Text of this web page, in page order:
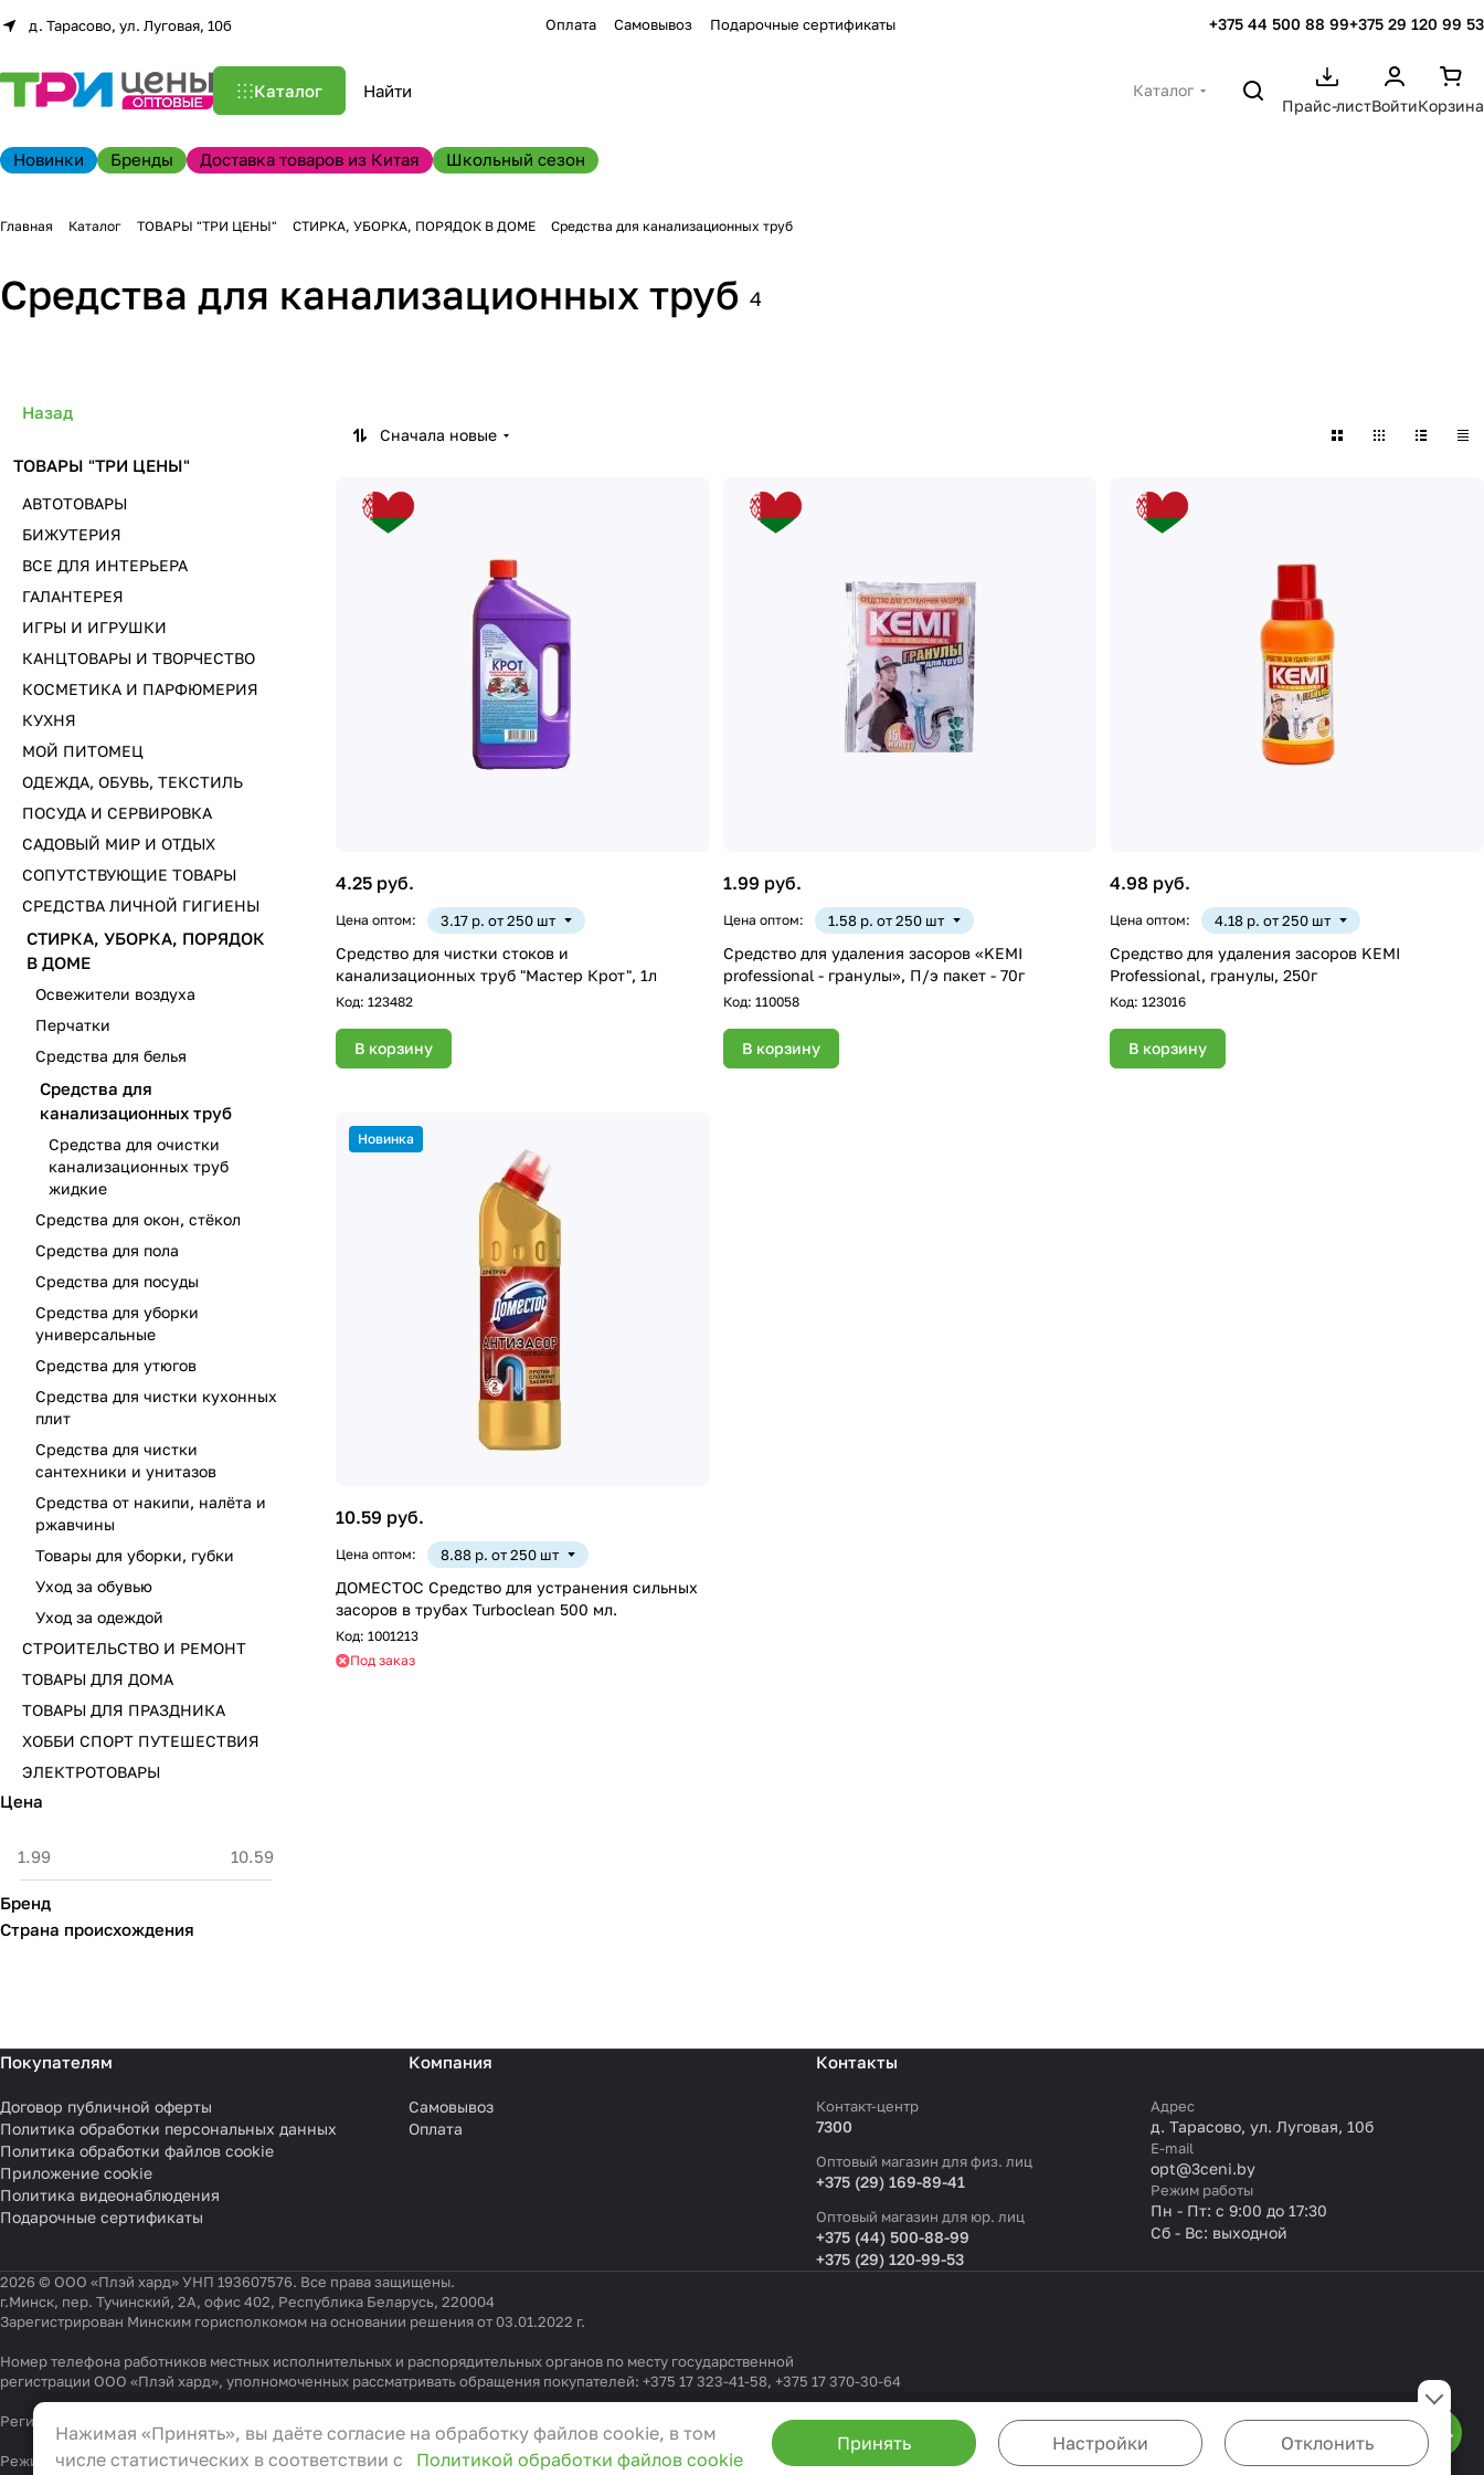
д. Тарасово, ул. Луговая, 10б Оплата Самовывоз Подарочные сертификаты +375 44 500 88 99+375 29 120 99 53
Каталог
Каталог
Прайс-листВойтиКорзина
Новинки Бренды Доставка товаров из Китая Школьный сезон
Главная Каталог ТОВАРЫ "ТРИ ЦЕНЫ" СТИРКА, УБОРКА, ПОРЯДОК В ДОМЕ Средства для канализационных труб
Средства для канализационных труб 4
Сначала новые
4.25 руб.
Цена оптом: 3.17 р. от 250 шт
Средство для чистки стоков и
канализационных труб "Мастер Крот", 1л
Код: 123482
В корзину
1.99 руб.
Цена оптом: 1.58 р. от 250 шт
Средство для удаления засоров «KEMI
professional - гранулы», П/э пакет - 70г
Код: 110058
В корзину
4.98 руб.
Цена оптом: 4.18 р. от 250 шт
Средство для удаления засоров KEMI
Professional, гранулы, 250г
Код:123016
В корзину
Новинка
10.59 руб.
Цена оптом: 8.88 р. от 250 шт
ДОМЕСТОС Средство для устранения сильных
засоров в трубах Turboclean 500 мл.
Код: 1001213
Под заказ
Назад
ТОВАРЫ "ТРИ ЦЕНЫ"
АВТОТОВАРЫ
БИЖУТЕРИЯ
ВСЕ ДЛЯ ИНТЕРЬЕРА
ГАЛАНТЕРЕЯ
ИГРЫ И ИГРУШКИ
КАНЦТОВАРЫ И ТВОРЧЕСТВО
КОСМЕТИКА И ПАРФЮМЕРИЯ
КУХНЯ
МОЙ ПИТОМЕЦ
ОДЕЖДА, ОБУВЬ, ТЕКСТИЛЬ
ПОСУДА И СЕРВИРОВКА
САДОВЫЙ МИР И ОТДЫХ
СОПУТСТВУЮЩИЕ ТОВАРЫ
СРЕДСТВА ЛИЧНОЙ ГИГИЕНЫ
СТИРКА, УБОРКА, ПОРЯДОК
В ДОМЕ
Освежители воздуха
Перчатки
Средства для белья
Средства для
канализационных труб
Средства для очистки
канализационных труб
жидкие
Средства для окон, стёкол
Средства для пола
Средства для посуды
Средства для уборки
универсальные
Средства для утюгов
Средства для чистки кухонных
плит
Средства для чистки
сантехники и унитазов
Средства от накипи, налёта и
ржавчины
Товары для уборки, губки
Уход за обувью
Уход за одеждой
СТРОИТЕЛЬСТВО И РЕМОНТ
ТОВАРЫ ДЛЯ ДОМА
ТОВАРЫ ДЛЯ ПРАЗДНИКА
ХОББИ СПОРТ ПУТЕШЕСТВИЯ
ЭЛЕКТРОТОВАРЫ
Цена
Бренд
Страна происхождения
Покупателям
Договор публичной оферты
Политика обработки персональных данных
Политика обработки файлов cookie
Приложение cookie
Политика видеонаблюдения
Подарочные сертификаты
Компания
Самовывоз
Оплата
Контакты
Контакт-центр
7300
Оптовый магазин для физ. лиц
+375 (29) 169-89-41
Оптовый магазин для юр. лиц
+375 (44) 500-88-99
+375 (29) 120-99-53
Адрес
д. Тарасово, ул. Луговая, 10б
E-mail
opt@3ceni.by
Режим работы
Пн - Пт: с 9:00 до 17:30
Сб - Вс: выходной
2026 © ООО «Плэй хард» УНП 193607576. Все права защищены.
г.Минск, пер. Тучинский, 2А, офис 402, Республика Беларусь, 220004
Зарегистрирован Минским горисполкомом на основании решения от 03.01.2022 г.
Номер телефона работников местных исполнительных и распорядительных органов по месту государственной
регистрации ООО «Плэй хард», уполномоченных рассматривать обращения покупателей: +375 17 323-41-58, +375 17 370-30-64
Регистрационный номер в Торговом реестре Республики Беларусь 541404 от 19.09.2022
Режим работы "горячей линии": 9:00 – 17:30, Тел.:+375 (29) 337-33-00, e-mail:info@3ceni.by
Функциональные
Нажимая «Принять», вы даёте согласие на обработку файлов cookie, в том
числе статистических в соответствии с
Политикой обработки файлов cookie
Принять Настройки Отклонить